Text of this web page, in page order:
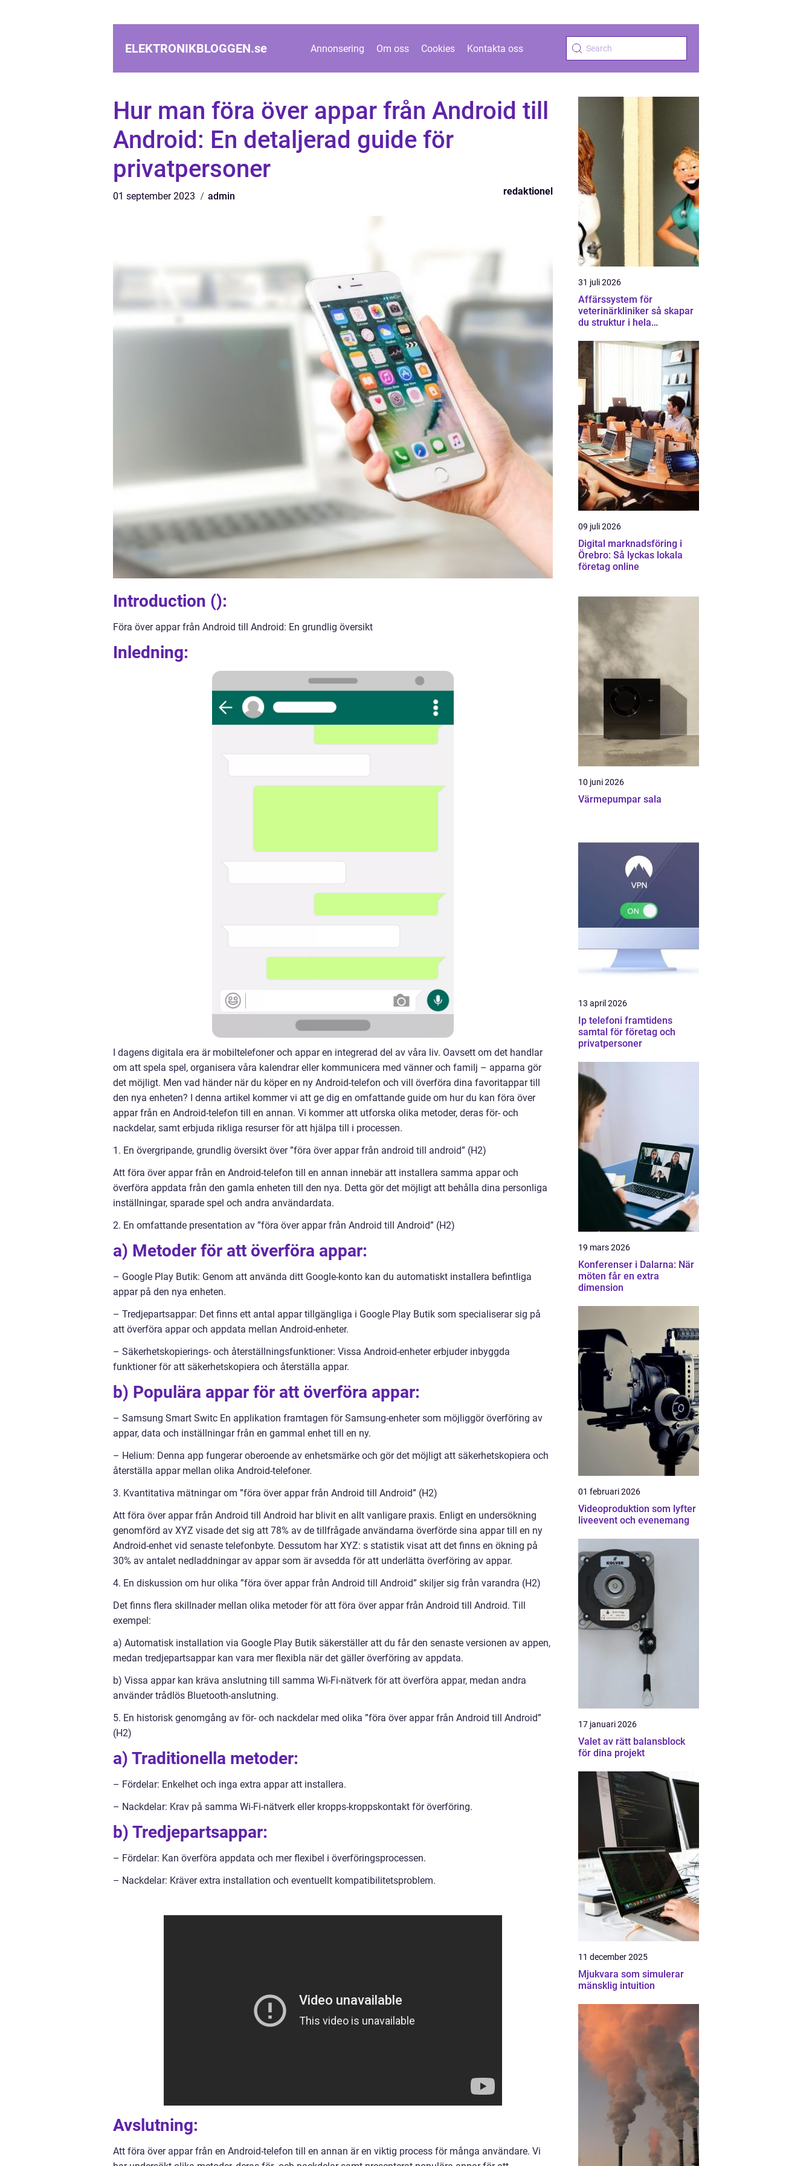
ELEKTRONIKBLOGGEN.se Annonsering Om oss Cookies Kontakta oss
Hur man föra över appar från Android till
Android: En detaljerad guide för
privatpersoner
01 september 2023 admin redaktionel
Introduction ():
Föra över appar från Android till Android: En grundlig översikt
Inledning:
I dagens digitala era är mobiltelefoner och appar en integrerad del av våra liv. Oavsett om det handlar
om att spela spel, organisera våra kalendrar eller kommunicera med vänner och familj – apparna gör
det möjligt. Men vad händer när du köper en ny Android-telefon och vill överföra dina favoritappar till
den nya enheten? I denna artikel kommer vi att ge dig en omfattande guide om hur du kan föra över
appar från en Android-telefon till en annan. Vi kommer att utforska olika metoder, deras för- och
nackdelar, samt erbjuda rikliga resurser för att hjälpa till i processen.
1. En övergripande, grundlig översikt över ”föra över appar från android till android” (H2)
Att föra över appar från en Android-telefon till en annan innebär att installera samma appar och
överföra appdata från den gamla enheten till den nya. Detta gör det möjligt att behålla dina personliga
inställningar, sparade spel och andra användardata.
2. En omfattande presentation av ”föra över appar från Android till Android” (H2)
a) Metoder för att överföra appar:
– Google Play Butik: Genom att använda ditt Google-konto kan du automatiskt installera befintliga
appar på den nya enheten.
– Tredjepartsappar: Det finns ett antal appar tillgängliga i Google Play Butik som specialiserar sig på
att överföra appar och appdata mellan Android-enheter.
– Säkerhetskopierings- och återställningsfunktioner: Vissa Android-enheter erbjuder inbyggda
funktioner för att säkerhetskopiera och återställa appar.
b) Populära appar för att överföra appar:
– Samsung Smart Switc En applikation framtagen för Samsung-enheter som möjliggör överföring av
appar, data och inställningar från en gammal enhet till en ny.
– Helium: Denna app fungerar oberoende av enhetsmärke och gör det möjligt att säkerhetskopiera och
återställa appar mellan olika Android-telefoner.
3. Kvantitativa mätningar om ”föra över appar från Android till Android” (H2)
Att föra över appar från Android till Android har blivit en allt vanligare praxis. Enligt en undersökning
genomförd av XYZ visade det sig att 78% av de tillfrågade användarna överförde sina appar till en ny
Android-enhet vid senaste telefonbyte. Dessutom har XYZ: s statistik visat att det finns en ökning på
30% av antalet nedladdningar av appar som är avsedda för att underlätta överföring av appar.
4. En diskussion om hur olika ”föra över appar från Android till Android” skiljer sig från varandra (H2)
Det finns flera skillnader mellan olika metoder för att föra över appar från Android till Android. Till
exempel:
a) Automatisk installation via Google Play Butik säkerställer att du får den senaste versionen av appen,
medan tredjepartsappar kan vara mer flexibla när det gäller överföring av appdata.
b) Vissa appar kan kräva anslutning till samma Wi-Fi-nätverk för att överföra appar, medan andra
använder trådlös Bluetooth-anslutning.
5. En historisk genomgång av för- och nackdelar med olika ”föra över appar från Android till Android”
(H2)
a) Traditionella metoder:
– Fördelar: Enkelhet och inga extra appar att installera.
– Nackdelar: Krav på samma Wi-Fi-nätverk eller kropps-kroppskontakt för överföring.
b) Tredjepartsappar:
– Fördelar: Kan överföra appdata och mer flexibel i överföringsprocessen.
– Nackdelar: Kräver extra installation och eventuellt kompatibilitetsproblem.
Avslutning:
Att föra över appar från en Android-telefon till en annan är en viktig process för många användare. Vi
31 juli 2026
Affärssystem för
veterinärkliniker så skapar
du struktur i hela
09 juli 2026
Digital marknadsföring i
Örebro: Så lyckas lokala
företag online
10 juni 2026
Värmepumpar sala
13 april 2026
Ip telefoni framtidens
samtal för företag och
privatpersoner
19 mars 2026
Konferenser i Dalarna: När
möten får en extra
dimension
01 februari 2026
Videoproduktion som lyfter
liveevent och evenemang
17 januari 2026
Valet av rätt balansblock
för dina projekt
11 december 2025
Mjukvara som simulerar
mänsklig intuition